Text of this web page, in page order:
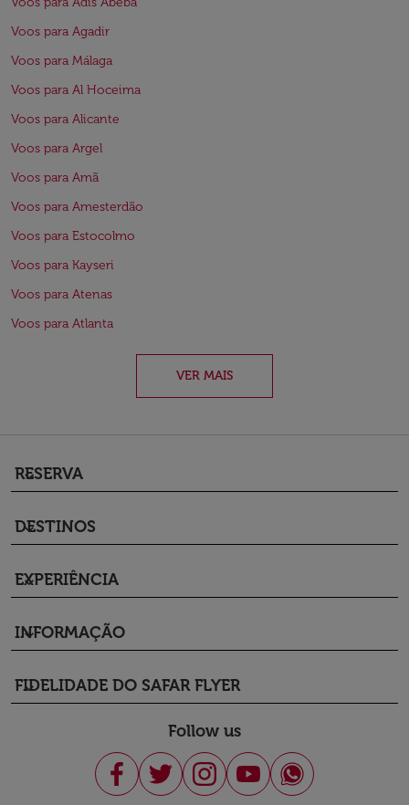
Voos para Agadir
Voos para Málaga
Voos para Al Hoceima
Voos para Alicante
Voos para Argel
Voos para Amã
Voos para Amesterdão
Voos para Estocolmo
Voos para Kayseri
Voos para Atenas
Voos para Atlanta
VER MAIS
RESERVA
keyboard_arrow_down
DESTINOS
keyboard_arrow_down
EXPERIÊNCIA
keyboard_arrow_down
INFORMAÇÃO
keyboard_arrow_down
FIDELIDADE DO SAFAR FLYER
keyboard_arrow_down
Follow us